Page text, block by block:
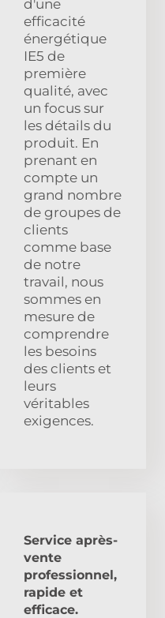
d'une
efficacité
énergétique
IE5 de
première
qualité, avec
un focus sur
les détails du
produit. En
prenant en
compte un
grand nombre
de groupes de
clients
comme base
de notre
travail, nous
sommes en
mesure de
comprendre
les besoins
des clients et
leurs
véritables
exigences.
Service après-
vente
professionnel,
rapide et
efficace.